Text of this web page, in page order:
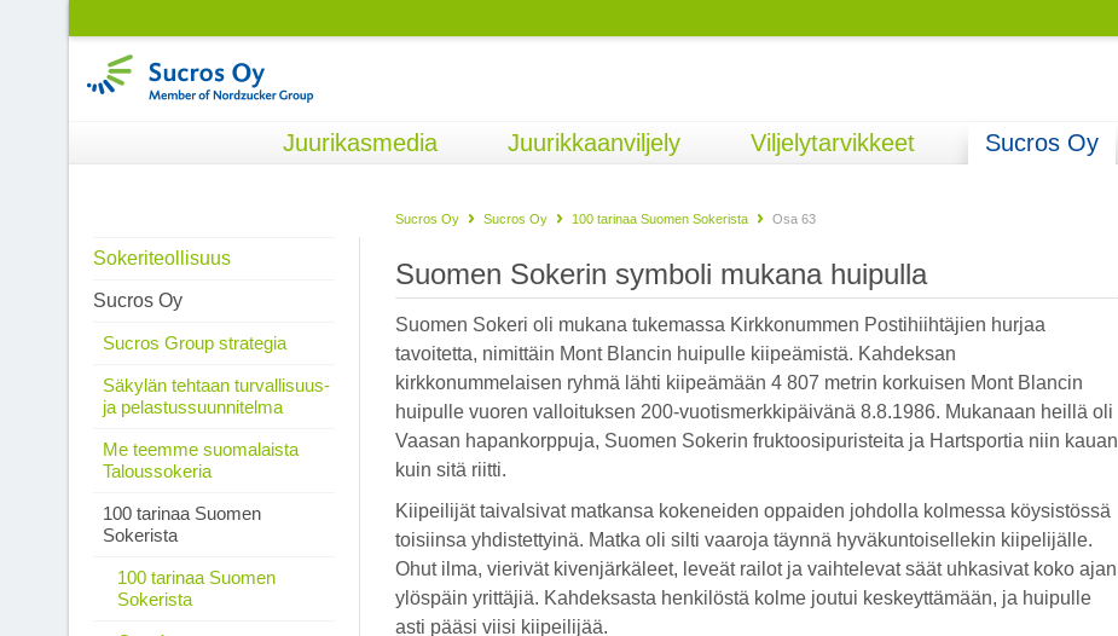
Juurikasmedia Juurikkaanviljely Viljelytarvikkeet Sucros Oy
Sucros Oy Sucros Oy 100 tarinaa Suomen Sokerista Osa 63
Sokeriteollisuus
Sucros Oy
Sucros Group strategia
Säkylän tehtaan turvallisuus-
ja pelastussuunnitelma
Me teemme suomalaista
Taloussokeria
100 tarinaa Suomen
Sokerista
100 tarinaa Suomen
Sokerista
Suomen Sokerin symboli mukana huipulla
Suomen Sokeri oli mukana tukemassa Kirkkonummen Postihiihtäjien hurjaa
tavoitetta, nimittäin Mont Blancin huipulle kiipeämistä. Kahdeksan
kirkkonummelaisen ryhmä lähti kiipeämään 4 807 metrin korkuisen Mont Blancin
huipulle vuoren valloituksen 200-vuotismerkkipäivänä 8.8.1986. Mukanaan heillä oli
Vaasan hapankorppuja, Suomen Sokerin fruktoosipuristeita ja Hartsportia niin kauan
kuin sitä riitti.
Kiipeilijät taivalsivat matkansa kokeneiden oppaiden johdolla kolmessa köysistössä
toisiinsa yhdistettyinä. Matka oli silti vaaroja täynnä hyväkuntoisellekin kiipelijälle.
Ohut ilma, vierivät kivenjärkäleet, leveät railot ja vaihtelevat säät uhkasivat koko ajan
ylöspäin yrittäjiä. Kahdeksasta henkilöstä kolme joutui keskeyttämään, ja huipulle
asti pääsi viisi kiipeilijää.